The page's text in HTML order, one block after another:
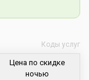
Цена по скидке
ночью
Коды услуг